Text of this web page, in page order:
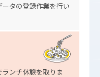
タの登録作業を行い
ンチ休憩を取りま